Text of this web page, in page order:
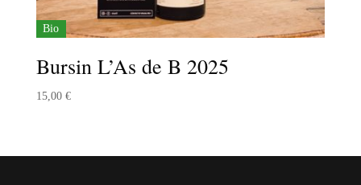
Bio
Bursin L’As de B 2025
15,00 €